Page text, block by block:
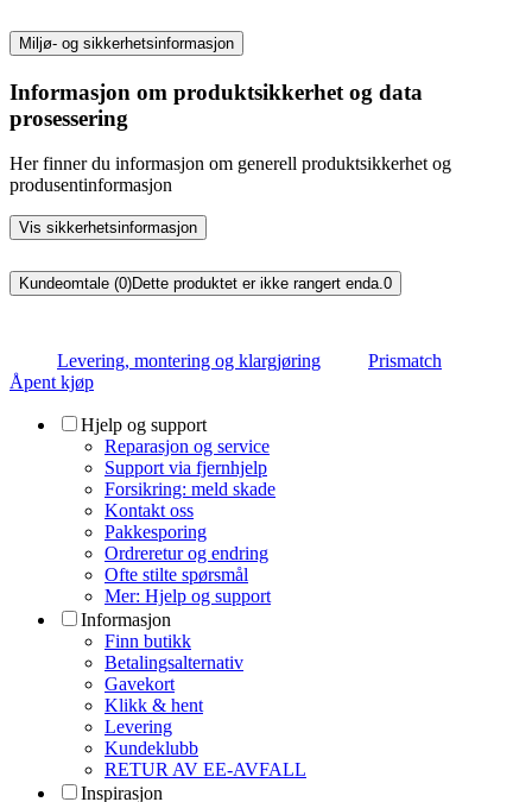
Miljø- og sikkerhetsinformasjon
Informasjon om produktsikkerhet og data
prosessering
Her finner du informasjon om generell produktsikkerhet og
produsentinformasjon
Vis sikkerhetsinformasjon
Kundeomtale (0)Dette produktet er ikke rangert enda.0
Levering, montering og klargjøring
Prismatch
Åpent kjøp
Hjelp og support
Reparasjon og service
Support via fjernhjelp
Forsikring: meld skade
Kontakt oss
Pakkesporing
Ordreretur og endring
Ofte stilte spørsmål
Mer: Hjelp og support
Informasjon
Finn butikk
Betalingsalternativ
Gavekort
Klikk & hent
Levering
Kundeklubb
RETUR AV EE-AVFALL
Inspirasjon